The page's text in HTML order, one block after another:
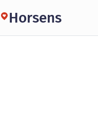
Horsens